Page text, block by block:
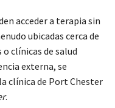
acceder a terapia sin
ubicadas cerca de
clínicas de salud
externa, se
clínica de Port Chester
.